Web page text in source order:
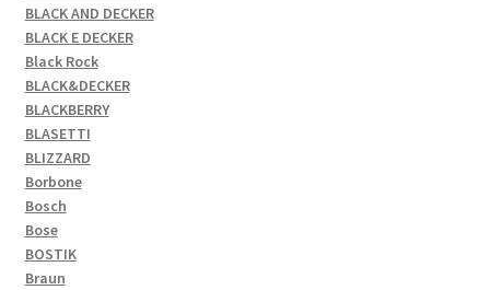
BLACK AND DECKER
BLACK E DECKER
Black Rock
BLACK&DECKER
BLACKBERRY
BLASETTI
BLIZZARD
Borbone
Bosch
Bose
BOSTIK
Braun